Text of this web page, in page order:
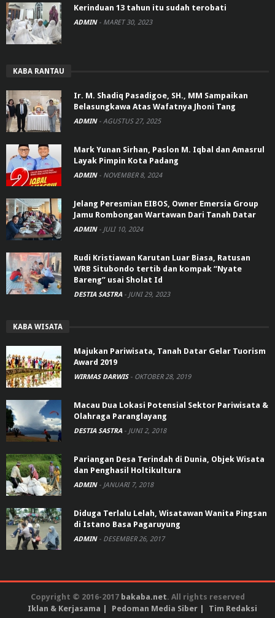
Kerinduan 13 tahun itu sudah terobati
ADMIN - MARET 30, 2023
KABA RANTAU
Ir. M. Shadiq Pasadigoe, SH., MM Sampaikan
Belasungkawa Atas Wafatnya Jhoni Tang
ADMIN - AGUSTUS 27, 2025
Mark Yunan Sirhan, Paslon M. Iqbal dan Amasrul
Layak Pimpin Kota Padang
ADMIN - NOVEMBER 8, 2024
Jelang Peresmian EIBOS, Owner Emersia Group
Jamu Rombongan Wartawan Dari Tanah Datar
ADMIN - JULI 10, 2024
Rudi Kristiawan Karutan Luar Biasa, Ratusan
WRB Situbondo tertib dan kompak “Nyate
Bareng” usai Sholat Id
DESTIA SASTRA - JUNI 29, 2023
KABA WISATA
Majukan Pariwisata, Tanah Datar Gelar Tuorism
Award 2019
WIRMAS DARWIS - OKTOBER 28, 2019
Macau Dua Lokasi Potensial Sektor Pariwisata &
Olahraga Paranglayang
DESTIA SASTRA - JUNI 2, 2018
Pariangan Desa Terindah di Dunia, Objek Wisata
dan Penghasil Holtikultura
ADMIN - JANUARI 7, 2018
Diduga Terlalu Lelah, Wisatawan Wanita Pingsan
di Istano Basa Pagaruyung
ADMIN - DESEMBER 26, 2017
Copyright © 2016-2017 bakaba.net. All rights reserved
Iklan & Kerjasama
Pedoman Media Siber Tim Redaksi